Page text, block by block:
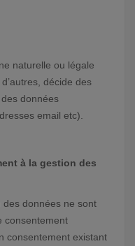
naturelle ou légale
décide des
données
email etc).
à la gestion des
des données ne sont
consentement
consentement existant